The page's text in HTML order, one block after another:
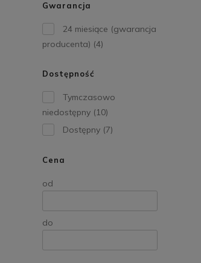
Gwarancja
24 miesiące (gwarancja
producenta) (4)
Dostępność
Tymczasowo
niedostępny (10)
Dostępny (7)
Cena
od
do